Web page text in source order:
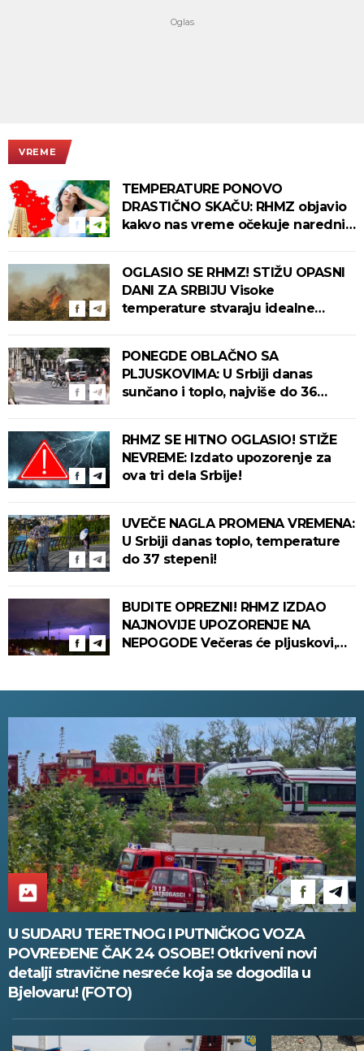
VREME
TEMPERATURE PONOVO
DRASTIČNO SKAČU: RHMZ objavio
kakvo nas vreme očekuje narednih
OGLASIO SE RHMZ! STIŽU OPASNI
DANI ZA SRBIJU Visoke
temperature stvaraju idealne
PONEGDE OBLAČNO SA
PLJUSKOVIMA: U Srbiji danas
sunčano i toplo, najviše do 36
RHMZ SE HITNO OGLASIO! STIŽE
NEVREME: Izdato upozorenje za
ova tri dela Srbije!
UVEČE NAGLA PROMENA VREMENA:
U Srbiji danas toplo, temperature
do 37 stepeni!
BUDITE OPREZNI! RHMZ IZDAO
NAJNOVIJE UPOZORENJE NA
NEPOGODE Večeras će pljuskovi,
U SUDARU TERETNOG I PUTNIČKOG VOZA
POVREĐENE ČAK 24 OSOBE! Otkriveni novi
detalji stravične nesreće koja se dogodila u
Bjelovaru! (FOTO)